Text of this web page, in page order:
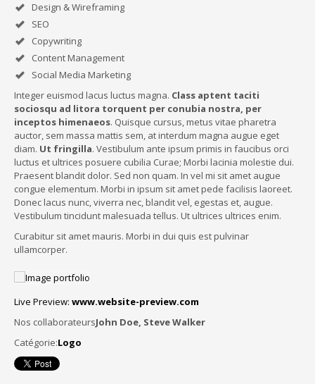
Design & Wireframing
SEO
Copywriting
Content Management
Social Media Marketing
Integer euismod lacus luctus magna. Class aptent taciti
sociosqu ad litora torquent per conubia nostra, per
inceptos himenaeos. Quisque cursus, metus vitae pharetra
auctor, sem massa mattis sem, at interdum magna augue eget
diam. Ut fringilla. Vestibulum ante ipsum primis in faucibus orci
luctus et ultrices posuere cubilia Curae; Morbi lacinia molestie dui.
Praesent blandit dolor. Sed non quam. In vel mi sit amet augue
congue elementum. Morbi in ipsum sit amet pede facilisis laoreet.
Donec lacus nunc, viverra nec, blandit vel, egestas et, augue.
Vestibulum tincidunt malesuada tellus. Ut ultrices ultrices enim.
Curabitur sit amet mauris. Morbi in dui quis est pulvinar
ullamcorper.
Live Preview: www.website-preview.com
Nos collaborateursJohn Doe, Steve Walker
Catégorie:Logo